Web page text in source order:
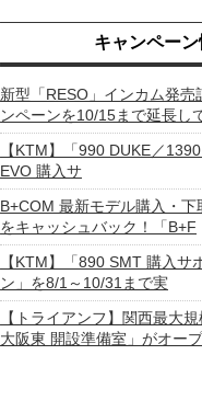
キャンペーン
新型「RESO」インカム発売
ンペーンを10/15まで延長し
【KTM】「990 DUKE／
EVO 購入サ
B+COM 最新モデル購入・下
をキャッシュバック！「B+F
【KTM】「890 SMT 購入サ
ン」を8/1～10/31まで実
【トライアンフ】関西最大
大阪東 開設準備室」がオー